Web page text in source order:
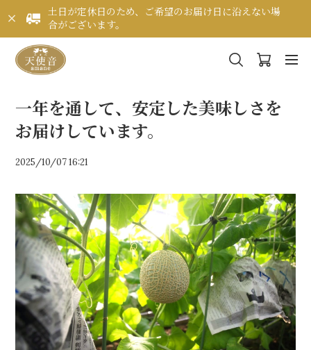
土日が定休日のため、ご希望のお届け日に沿えない場
合がございます。
一年を通して、安定した美味しさを
お届けしています。
2025/10/07 16:21